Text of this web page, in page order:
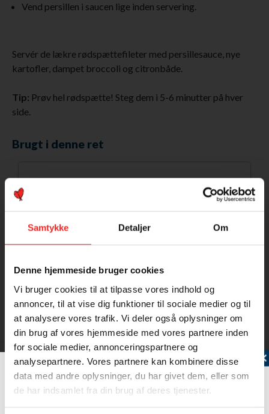
Samtykke Detaljer Om
Denne hjemmeside bruger cookies
Vi bruger cookies til at tilpasse vores indhold og
annoncer, til at vise dig funktioner til sociale medier og til
at analysere vores trafik. Vi deler også oplysninger om
din brug af vores hjemmeside med vores partnere inden
for sociale medier, annonceringspartnere og
analysepartnere. Vores partnere kan kombinere disse
data med andre oplysninger, du har givet dem, eller som
de har indsamlet fra din brug af deres tjenester.
Vend persillen i saucen lige inden servering.
Servér de lækre rødspættefileter med persillesauce, nye
kartofler, dampet broccoli og citronbåde.
Tip: Prøv hel rødspætte! Steg dem i 5-6 minutter på hver
side.
Brugt i denne ret
Rødspætte
Tilmeld dig vores nyhedsbrev